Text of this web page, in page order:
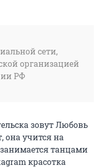
сети,
организацией
РФ
зовут Любовь
она учится на
танцами
красотка